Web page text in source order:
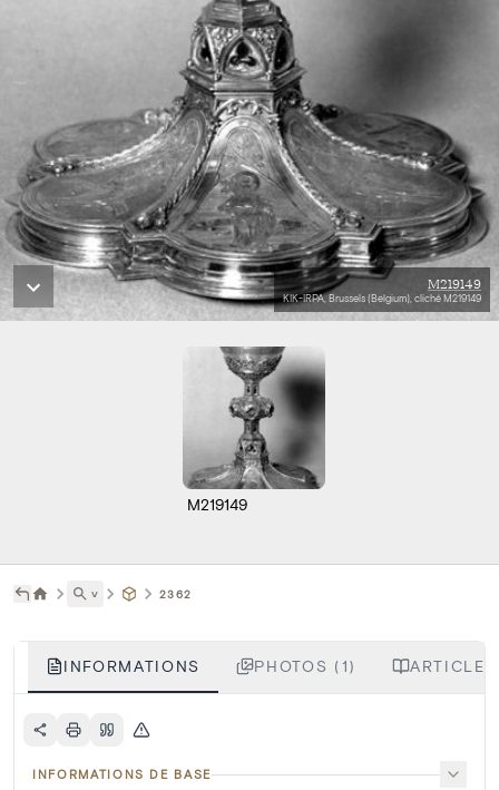
M219149
KIK-IRPA, Brussels (Belgium), cliché M219149
M219149
˅ 2362
INFORMATIONS PHOTOS (1)
INFORMATIONS DE BASE